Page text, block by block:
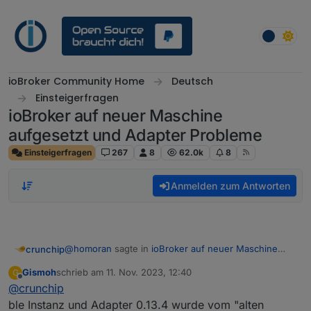
ioBroker Community Home
Deutsch
Einsteigerfragen
ioBroker auf neuer Maschine
aufgesetzt und Adapter Probleme
Einsteigerfragen 267 8 62.0k 8
Anmelden zum Antworten
crunchip@homoran sagte in ioBroker auf neuer Maschine
G Gismohschrieb am 11. Nov. 2023, 12:40
zuletzt editiert von
@crunchip
ble Instanz und Adapter 0.13.4 wurde vom "alten